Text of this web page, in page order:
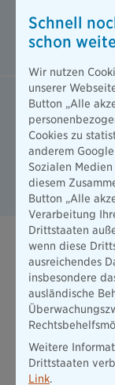
Sie
Sie möchten
Beispiel das
Ihre
Änderung Ihrer
Schnell
schon
Wir nutzen
unserer
Button „Alle
Cookies zu
anderem
Sozialen
diesem
Button „Alle
Verarbeitung
Drittstaaten
wenn diese
ausreichendes
insbesondere
ausländische
Weitere
Drittstaaten
Link.